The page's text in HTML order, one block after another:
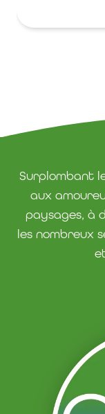
Surplombant
aux
paysages, à
les nombreux